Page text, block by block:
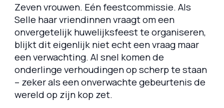
Zeven vrouwen. Eén feestcommissie. Als
Selle haar vriendinnen vraagt om een
onvergetelijk huwelijksfeest te organiseren,
blijkt dit eigenlijk niet echt een vraag maar
een verwachting. Al snel komen de
onderlinge verhoudingen op scherp te staan
– zeker als een onverwachte gebeurtenis de
wereld op zijn kop zet.